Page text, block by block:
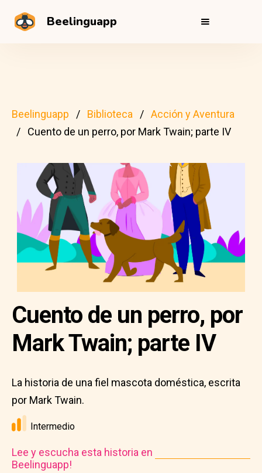
Beelinguapp
Beelinguapp Biblioteca
Acción y Aventura
Cuento de un perro, por Mark Twain; parte IV
Cuento de un perro, por
Mark Twain; parte IV
La historia de una fiel mascota doméstica, escrita
por Mark Twain.
Intermedio
Lee y escucha esta historia en
Beelinguapp!